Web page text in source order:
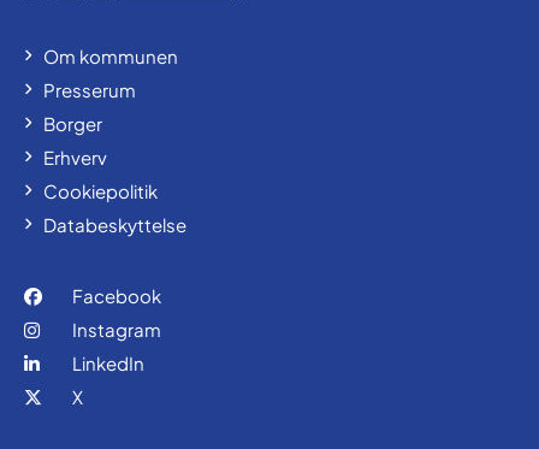
Om kommunen
Presserum
Borger
Erhverv
Cookiepolitik
Databeskyttelse
Facebook
Instagram
LinkedIn
X